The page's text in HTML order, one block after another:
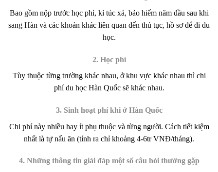
Bao gồm nộp trước học phí, kí túc xá, bảo hiểm năm đầu sau khi
sang Hàn và các khoản khác liên quan đến thủ tục, hồ sơ để đi du
học.
2. Học phí
Tùy thuộc từng trường khác nhau, ở khu vực khác nhau thì chi
phí du học Hàn Quốc sẽ khác nhau.
3. Sinh hoạt phí khi ở Hàn Quốc
Chi phí này nhiều hay ít phụ thuộc và từng người. Cách tiết kiệm
nhất là tự nấu ăn (tính ra chỉ khoảng 4-6tr VNĐ/tháng).
4. Những thông tin giải đáp một số câu hỏi thường gặp